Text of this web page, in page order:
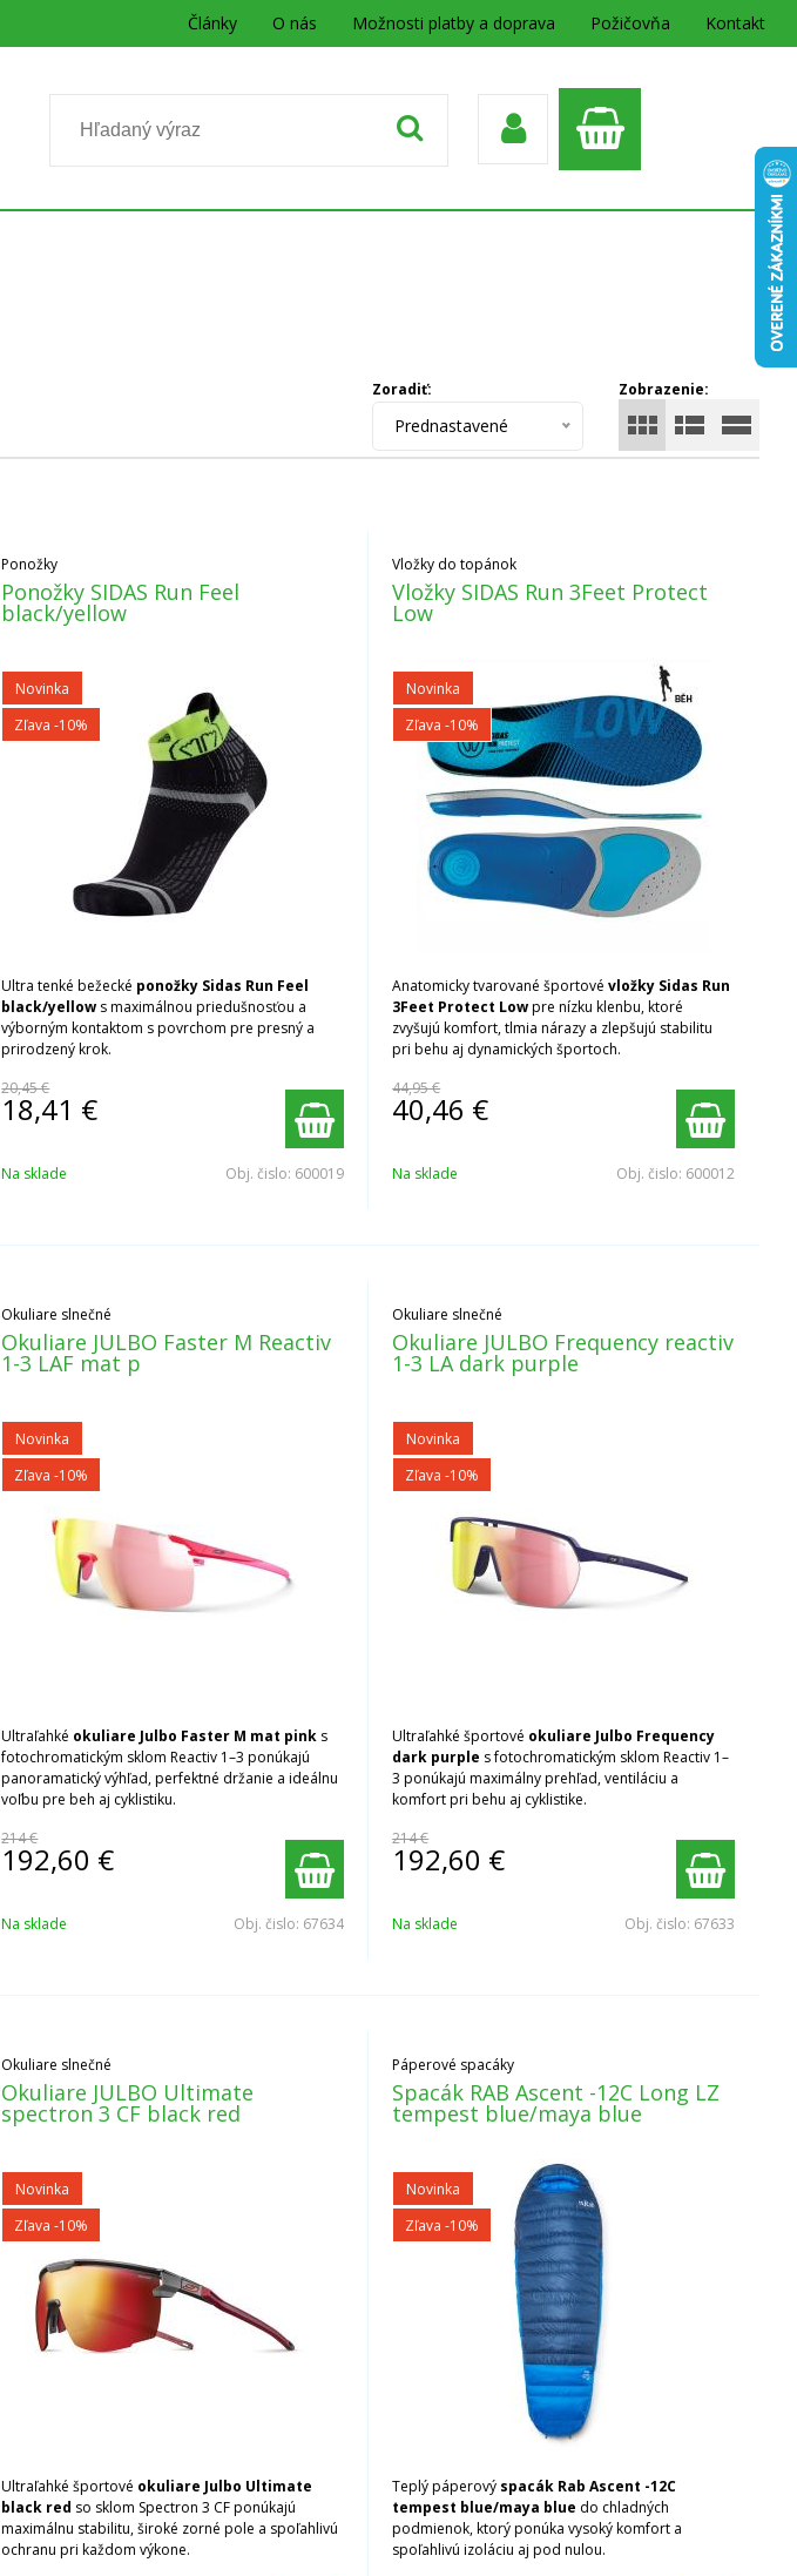
Články O nás Možnosti platby a doprava Požičovňa Kontakt
Zobrazenie:
Zoradiť:
Prednastavené
Ponožky
Ponožky SIDAS Run Feel
black/yellow
Novinka
Zľava -10%
Ultra tenké bežecké ponožky Sidas Run Feel
black/yellow s maximálnou priedušnosťou a
výborným kontaktom s povrchom pre presný a
prirodzený krok.
20,45 €
18,41 €
Na sklade Obj. čislo: 600019
Vložky do topánok
Vložky SIDAS Run 3Feet Protect
Low
Novinka
Zľava -10%
Anatomicky tvarované športovévložky Sidas Run
3Feet Protect Lowpre nízku klenbu, ktoré
zvyšujú komfort, tlmia nárazy a zlepšujú stabilitu
pri behu aj dynamických športoch.
44,95 €
40,46 €
Na sklade Obj. čislo: 600012
Okuliare slnečné
Okuliare JULBO Faster M Reactiv
1-3 LAF mat p
Novinka
Zľava -10%
Ultraľahké okuliare Julbo Faster M mat pink s
fotochromatickým sklom Reactiv 1–3 ponúkajú
panoramatický výhľad, perfektné držanie a ideálnu
voľbu pre beh aj cyklistiku.
214 €
192,60 €
Na sklade Obj. čislo: 67634
Okuliare slnečné
Okuliare JULBO Frequency reactiv
1-3 LA dark purple
Novinka
Zľava -10%
Ultraľahké športové okuliare Julbo Frequency
dark purple s fotochromatickým sklom Reactiv 1–
3 ponúkajú maximálny prehľad, ventiláciu a
komfort pri behu aj cyklistike.
214 €
192,60 €
Na sklade Obj. čislo: 67633
Okuliare slnečné
Okuliare JULBO Ultimate
spectron 3 CF black red
Novinka
Zľava -10%
Ultraľahké športové okuliare Julbo Ultimate
black red so sklom Spectron 3 CF ponúkajú
maximálnu stabilitu, široké zorné pole a spoľahlivú
ochranu pri každom výkone.
Páperové spacáky
Spacák RAB Ascent -12C Long LZ
tempest blue/maya blue
Novinka
Zľava -10%
Teplý páperový spacák Rab Ascent -12C
tempest blue/maya blue do chladných
podmienok, ktorý ponúka vysoký komfort a
spoľahlivú izoláciu aj pod nulou.